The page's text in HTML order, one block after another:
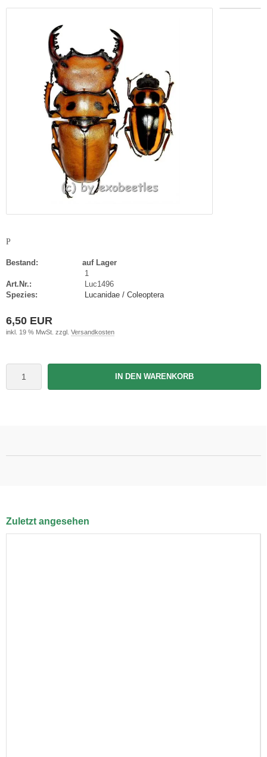
P
Bestand:
auf Lager
1
Art.Nr.:
Luc1496
Spezies:
Lucanidae / Coleoptera
6,50 EUR
inkl. 19 % MwSt. zzgl. Versandkosten
IN DEN WARENKORB
Zuletzt angesehen